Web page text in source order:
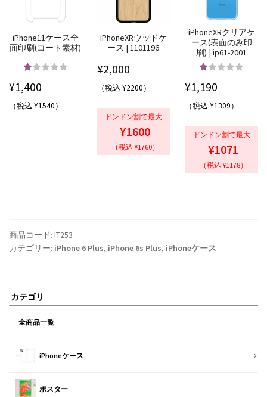
iPhone11ケース全
面印刷(コート素材)
の評価
¥1,400
（税込 ¥1540）
iPhoneXRウッドケ
ース | 1101196
¥2,000
（税込 ¥2200）
ドンドン割で最大
¥1600
（税込 ¥1760）
iPhoneXRクリアケ
ース(表面のみ印
刷) | ip61-2001
の評価
¥1,190
（税込 ¥1309）
ドンドン割で最大
¥1071
（税込 ¥1178）
商品コード: IT253
カテゴリー: iPhone 6 Plus, iPhone 6s Plus, iPhoneケース
カテゴリ
全商品一覧
iPhoneケース
ポスター